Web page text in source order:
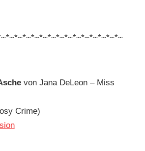
von Jana DeLeon – Miss
Crime)